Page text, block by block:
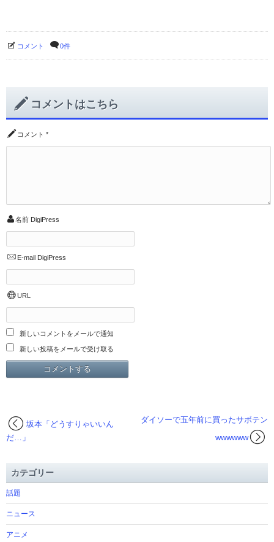
コメント 0件
コメントはこちら
コメント *
名前 DigiPress
E-mail DigiPress
URL
新しいコメントをメールで通知
新しい投稿をメールで受け取る
ダイソーで五年前に買ったサボテン
wwwwww
坂本「どうすりゃいいん
だ…」
カテゴリー
話題
ニュース
アニメ